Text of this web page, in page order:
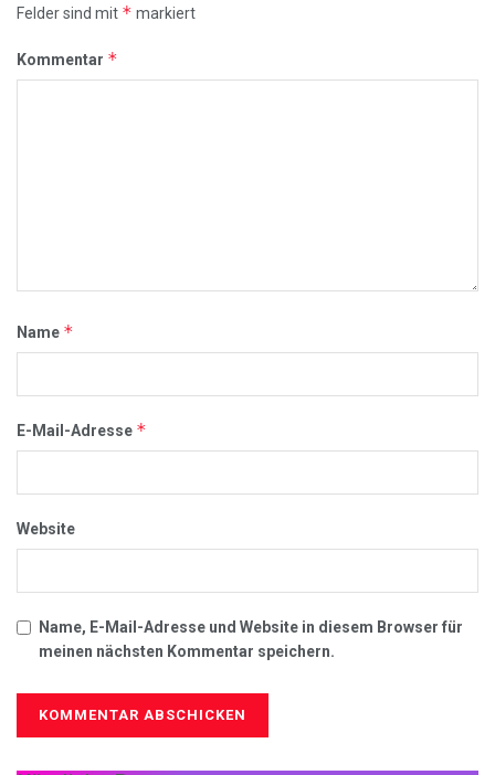
Felder sind mit * markiert
Kommentar *
Name *
E-Mail-Adresse *
Website
Name, E-Mail-Adresse und Website in diesem Browser für
meinen nächsten Kommentar speichern.